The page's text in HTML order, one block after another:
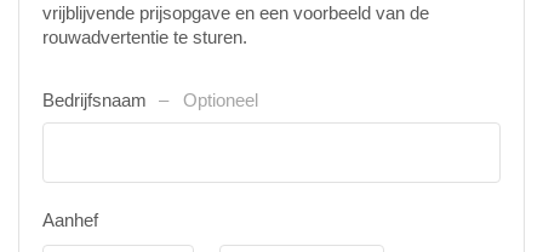
vrijblijvende prijsopgave en een voorbeeld van de
rouwadvertentie te sturen.
Bedrijfsnaam Optioneel
Aanhef